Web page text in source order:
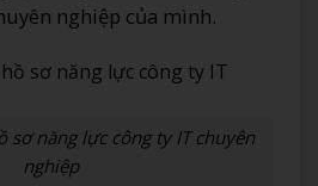
nghiệp của mình.
sơ năng lực công ty IT chuyên
nghiệp